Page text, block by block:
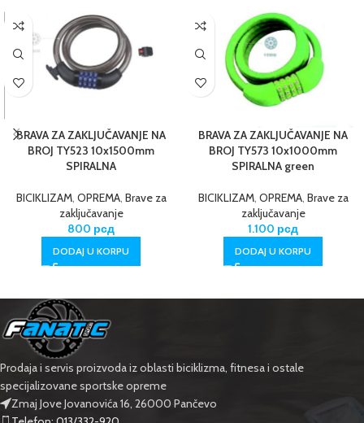
BRAVA ZA ZAKLJUČAVANJE NA
BROJ TY523 10x1500mm
SPIRALNA
BICIKLIZAM, OPREMA, Brave za
zaključavanje
800 рсд
DODAJ U KORPU
BRAVA ZA ZAKLJUČAVANJE NA
BROJ TY573 10x1000mm
SPIRALNA green
BICIKLIZAM, OPREMA, Brave za
zaključavanje
1.100 рсд
DODAJ U KORPU
Prodaja i servis proizvoda iz oblasti biciklizma, fitnesa i ostale
specijalizovane sportske opreme
Zmaj Jove Jovanovića 16, 26000 Pančevo